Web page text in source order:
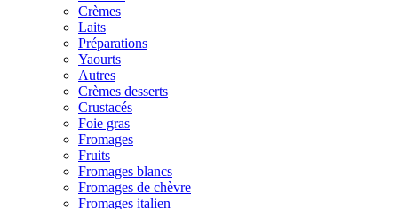
Crèmes
Laits
Préparations
Yaourts
Autres
Crèmes desserts
Crustacés
Foie gras
Fromages
Fruits
Fromages blancs
Fromages de chèvre
Fromages italien